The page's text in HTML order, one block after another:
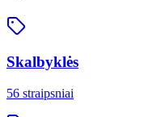
Skalbyklės
56 straipsniai